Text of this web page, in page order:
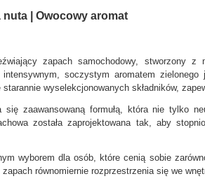
nuta | Owocowy aromat
zapach samochodowy, stworzony
soczystym aromatem
wyselekcjonowanych składników,
zaawansowaną formułą, która nie tylko
została zaprojektowana tak, aby
wyborem dla osób, które cenią sobie
równomiernie rozprzestrzenia się we